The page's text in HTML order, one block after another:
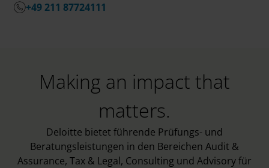
+49 211 87724111
Making an impact that
matters.
Deloitte bietet führende Prüfungs- und
Beratungsleistungen in den Bereichen Audit &
Assurance, Tax & Legal, Consulting und Advisory für